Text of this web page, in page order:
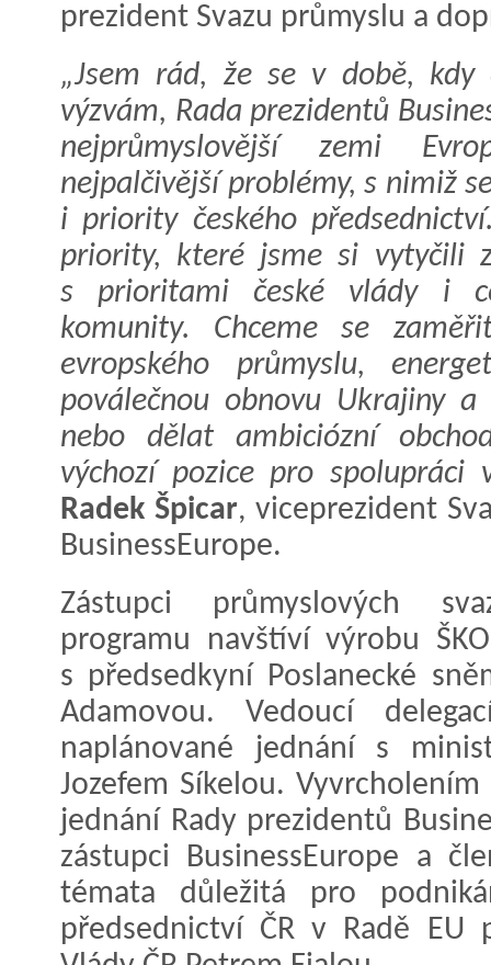
prezident Svazu průmyslu a
„Jsem rád, že se v době, kdy
výzvám, Rada prezidentů
nejprůmyslovější zemi
nejpalčivější problémy, s nimiž
i priority českého
priority, které jsme si vytyčili
s prioritami české vlády i
komunity. Chceme se
evropského průmyslu,
poválečnou obnovu Ukrajiny
nebo dělat ambiciózní
výchozí pozice pro spolupráci
Radek Špicar, viceprezident
BusinessEurope.
Zástupci průmyslových
programu navštíví výrobu
s předsedkyní Poslanecké
Adamovou. Vedoucí
naplánované jednání s
Jozefem Síkelou.
jednání Rady prezidentů
zástupci BusinessEurope a
témata důležitá pro
předsednictví ČR v Radě EU